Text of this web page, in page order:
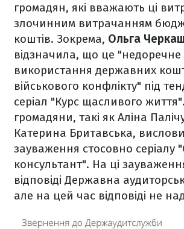
громадян, які вважають ці
злочинним витрачанням
коштів. Зокрема, Ольга
відзначила, що це "недоречне
використання державних
військового конфлікту" під
серіал "Курс щасливого
громадяни, такі як Аліна
Катерина Бритавська,
зауваження стосовно серіалу
консультант". На ці
відповіді Державна
але на цей час відповіді не